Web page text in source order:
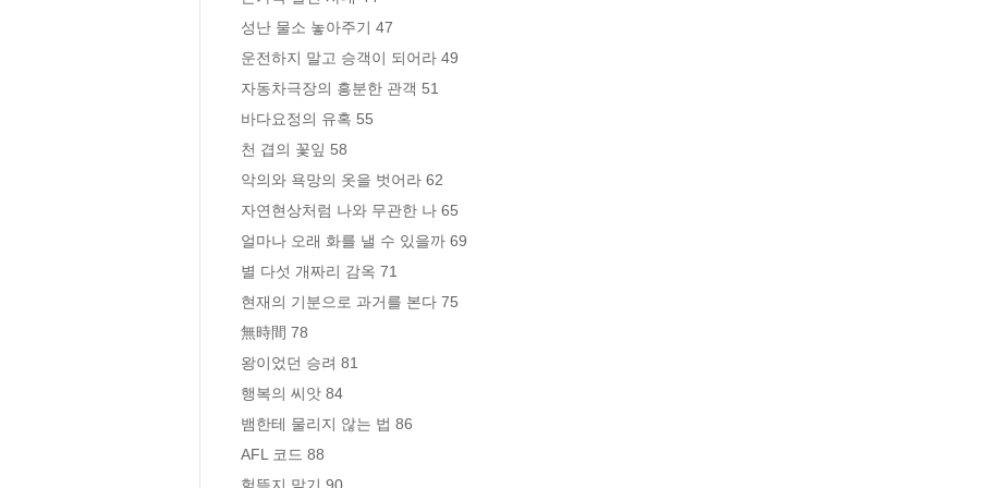
성난 물소 놓아주기 47
운전하지 말고 승객이 되어라 49
자동차극장의 흥분한 관객 51
바다요정의 유혹 55
천 겹의 꽃잎 58
악의와 욕망의 옷을 벗어라 62
자연현상처럼 나와 무관한 나 65
얼마나 오래 화를 낼 수 있을까 69
별 다섯 개짜리 감옥 71
현재의 기분으로 과거를 본다 75
無時間 78
왕이었던 승려 81
행복의 씨앗 84
뱀한테 물리지 않는 법 86
AFL 코드 88